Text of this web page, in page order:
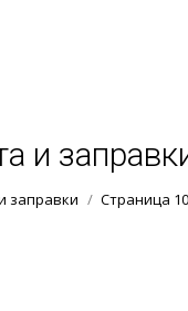
и
заправки Страница